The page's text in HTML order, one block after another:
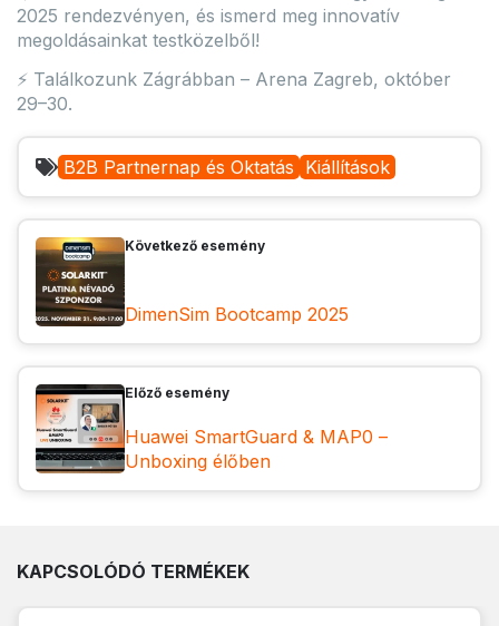
2025 rendezvényen, és ismerd meg innovatív
megoldásainkat testközelből!
⚡ Találkozunk Zágrábban – Arena Zagreb, október
29–30.
B2B Partnernap és Oktatás Kiállítások
Következő esemény
DimenSim Bootcamp 2025
Előző esemény
Huawei SmartGuard & MAP0 –
Unboxing élőben
KAPCSOLÓDÓ TERMÉKEK